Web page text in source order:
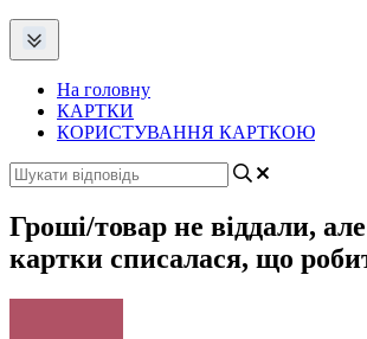
На головну
КАРТКИ
КОРИСТУВАННЯ КАРТКОЮ
Гроші/товар не віддали,
картки списалася, що